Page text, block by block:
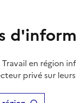
Travail en région
privé sur